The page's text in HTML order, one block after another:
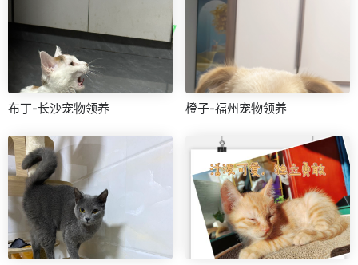
布丁-长沙宠物领养 橙子-福州宠物领养